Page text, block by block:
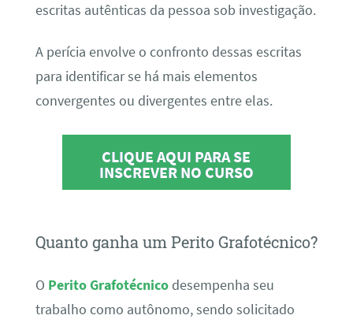
escritas autênticas da pessoa sob investigação.
A perícia envolve o confronto dessas escritas
para identificar se há mais elementos
convergentes ou divergentes entre elas.
CLIQUE AQUI PARA SE
INSCREVER NO CURSO
Quanto ganha um Perito Grafotécnico?
O Perito Grafotécnicodesempenha seu
trabalho como autônomo, sendo solicitado